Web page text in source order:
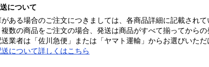
について
ある場合のご注文につきましては、各商品詳細に記載され
複数の商品をご注文の場合、発送は商品がすべて揃ってからの
業者は「佐川急便」または「ヤマト運輸」からお選びいただ
送について詳しくはこちら